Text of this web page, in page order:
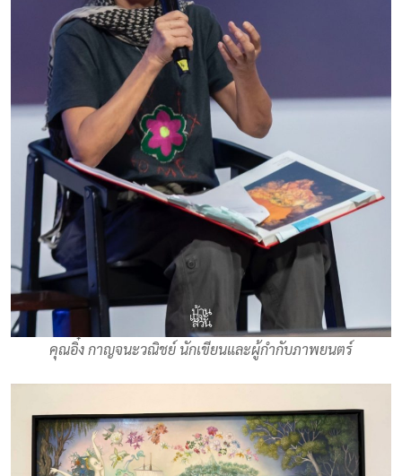
คุณอิ๋ง กาญจนะวณิชย์ นักเขียนและผู้กำกับภาพยนตร์